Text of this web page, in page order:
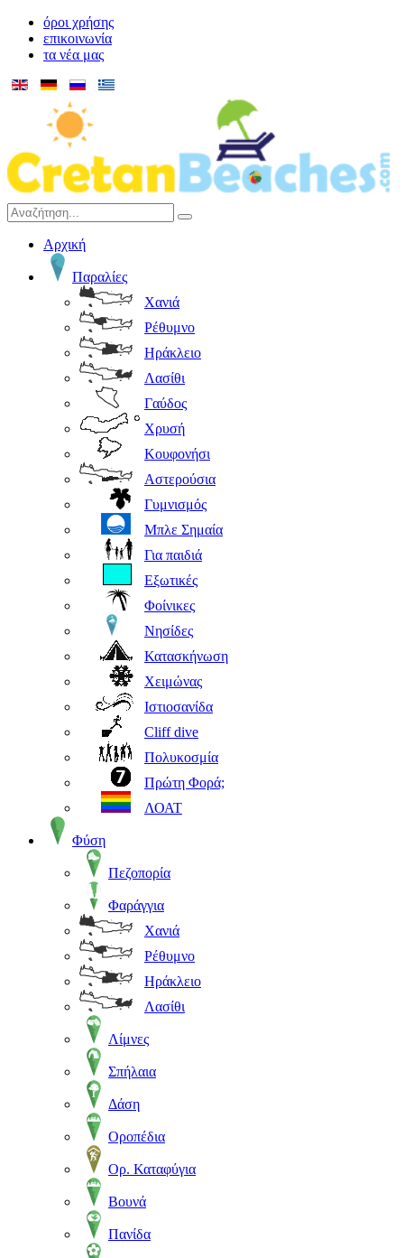
όροι χρήσης
επικοινωνία
τα νέα μας
Αρχική
Παραλίες
Χανιά
Ρέθυμνο
Ηράκλειο
Λασίθι
Γαύδος
Χρυσή
Κουφονήσι
Αστερούσια
Γυμνισμός
Μπλε Σημαία
Για παιδιά
Εξωτικές
Φοίνικες
Νησίδες
Κατασκήνωση
Χειμώνας
Ιστιοσανίδα
Cliff dive
Πολυκοσμία
Πρώτη Φορά;
ΛΟΑΤ
Φύση
Πεζοπορία
Φαράγγια
Χανιά
Ρέθυμνο
Ηράκλειο
Λασίθι
Λίμνες
Σπήλαια
Δάση
Οροπέδια
Ορ. Καταφύγια
Βουνά
Πανίδα